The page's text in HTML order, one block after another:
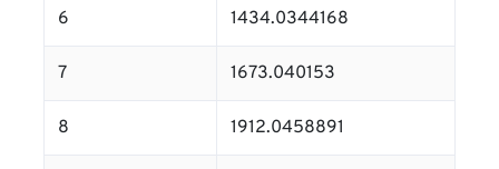
6 1434.0344168
7 1673.040153
8 1912.0458891